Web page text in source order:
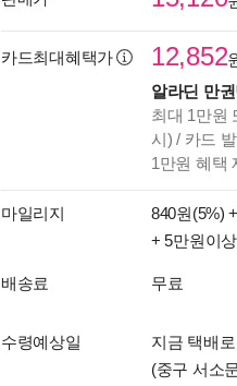
카드최대혜택가 12,852
알라딘 만
최대 1만원
시) / 카드
1만원 혜택
마일리지 840원(5%) +
+ 5만원이
배송료 무료
수령예상일
지금 택배
(중구 서소